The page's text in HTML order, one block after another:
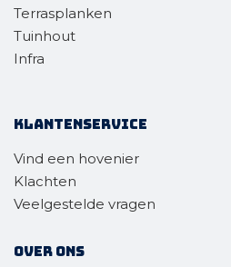
Terrasplanken
Tuinhout
Infra
Klantenservice
Vind een hovenier
Klachten
Veelgestelde vragen
Over ons